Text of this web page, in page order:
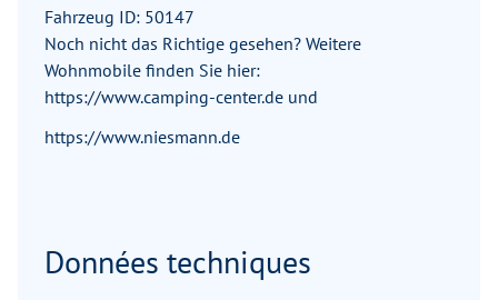
Fahrzeug ID: 50147
Noch nicht das Richtige gesehen? Weitere
Wohnmobile finden Sie hier:
https://www.camping-center.de und
https://www.niesmann.de
Données techniques